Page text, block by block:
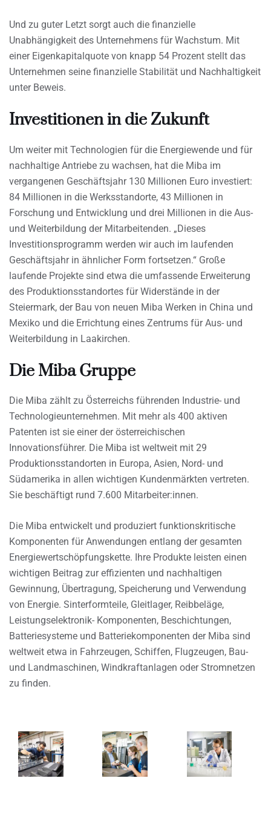
Und zu guter Letzt sorgt auch die finanzielle
Unabhängigkeit des Unternehmens für Wachstum. Mit
einer Eigenkapitalquote von knapp 54 Prozent stellt das
Unternehmen seine finanzielle Stabilität und Nachhaltigkeit
unter Beweis.
Investitionen in die Zukunft
Um weiter mit Technologien für die Energiewende und für
nachhaltige Antriebe zu wachsen, hat die Miba im
vergangenen Geschäftsjahr 130 Millionen Euro investiert:
84 Millionen in die Werksstandorte, 43 Millionen in
Forschung und Entwicklung und drei Millionen in die Aus-
und Weiterbildung der Mitarbeitenden. „Dieses
Investitionsprogramm werden wir auch im laufenden
Geschäftsjahr in ähnlicher Form fortsetzen.“ Große
laufende Projekte sind etwa die umfassende Erweiterung
des Produktionsstandortes für Widerstände in der
Steiermark, der Bau von neuen Miba Werken in China und
Mexiko und die Errichtung eines Zentrums für Aus- und
Weiterbildung in Laakirchen.
Die Miba Gruppe
Die Miba zählt zu Österreichs führenden Industrie- und
Technologieunternehmen. Mit mehr als 400 aktiven
Patenten ist sie einer der österreichischen
Innovationsführer. Die Miba ist weltweit mit 29
Produktionsstandorten in Europa, Asien, Nord- und
Südamerika in allen wichtigen Kundenmärkten vertreten.
Sie beschäftigt rund 7.600 Mitarbeiter:innen.
Die Miba entwickelt und produziert funktionskritische
Komponenten für Anwendungen entlang der gesamten
Energiewertschöpfungskette. Ihre Produkte leisten einen
wichtigen Beitrag zur effizienten und nachhaltigen
Gewinnung, Übertragung, Speicherung und Verwendung
von Energie. Sinterformteile, Gleitlager, Reibbeläge,
Leistungselektronik- Komponenten, Beschichtungen,
Batteriesysteme und Batteriekomponenten der Miba sind
weltweit etwa in Fahrzeugen, Schiffen, Flugzeugen, Bau-
und Landmaschinen, Windkraftanlagen oder Stromnetzen
zu finden.